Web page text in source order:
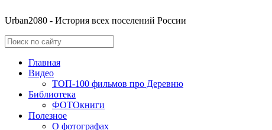
Urban2080 - История всех поселений России
Главная
Видео
ТОП-100 фильмов про Деревню
Библиотека
ФОТОкниги
Полезное
О фотографах